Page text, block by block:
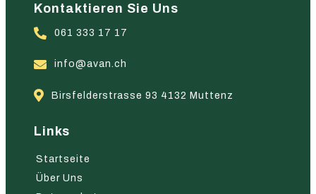
Kontaktieren Sie Uns
061 333 17 17
info@avan.ch
Birsfelderstrasse 93 4132 Muttenz
Links
Startseite
Über Uns